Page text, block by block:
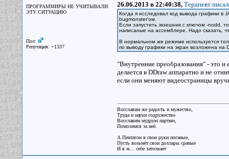
ПРОГРАММИРЫ НЕ УЧИТЫВАЛИ
ЭТУ СИТУАЦИЮ
Пол:
Репутация: +1337
26.06.2013 в 22:40:38, Терапевт
Когда я исследовал код вывода графики в
bugmonster'ом.
Если запустить экзешник с ключом -nodd,
написаные на ассемблере. Надо сказать,
В нормальном же режиме используется
по выводу графики на экран возложена на
"Внутренние преобразования" - это и
делается в DDraw аппаратно и не
если они меняют видеостраницы
Восславим же радость и мужество,
Труда и науки содружество
Восславим мудрую партию,
Помолимся за неё.
А Пентагон в свои руки поганые,
Пусть возьмёт свои доллары сраные
И в ж... себе затолкает